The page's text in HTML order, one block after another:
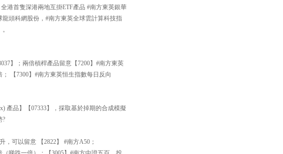
港首隻深港兩地互掛ETF產品 #南方東英銀華
頭科網股份，#南方東英全球雲計算科技指
】；兩倍槓桿產品留意【7200】#南方東英
【7300】#南方東英恒生指數每日反向
產品】【07333】，採取基於掉期的合成模擬
?
可以留意 【2822】 #南方A50；